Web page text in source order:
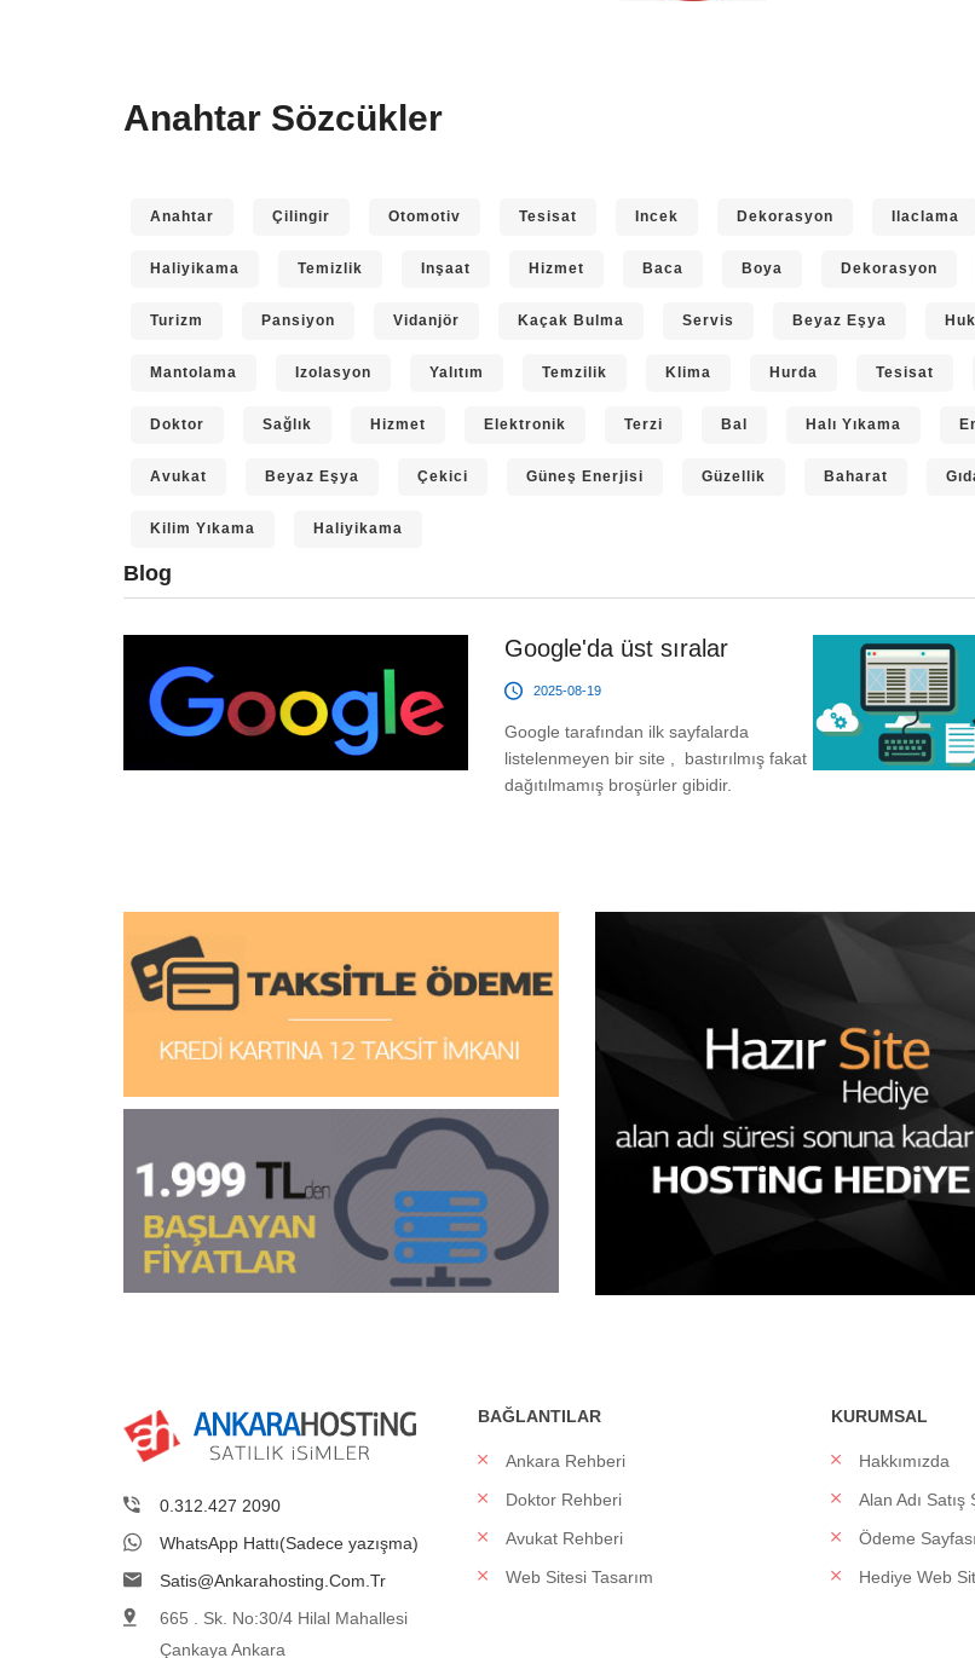
Anahtar Sözcükler
Anahtar Çilingir Otomotiv Tesisat Incek Dekorasyon Ilaclama
Haliyikama Temizlik Inşaat Hizmet Baca Boya Dekorasyon
Turizm Pansiyon Vidanjör Kaçak Bulma Servis Beyaz Eşya
Mantolama Izolasyon Yalıtım Temzilik Klima Hurda Tesisat
Doktor Sağlık Hizmet Elektronik Terzi Bal Halı Yıkama
Avukat Beyaz Eşya Çekici Güneş Enerjisi Güzellik Baharat
Kilim Yıkama Haliyikama
Blog
Google'da üst sıralar
2025-08-19
Google tarafından ilk sayfalarda
listelenmeyen bir site , bastırılmış fakat
dağıtılmamış broşürler gibidir.
0.312.427 2090
WhatsApp Hattı(Sadece yazışma)
Satis@ankarahosting.com.tr
665 . Sk. No:30/4 Hilal Mahallesi
Çankaya Ankara
BAĞLANTILAR
Ankara Rehberi
Doktor Rehberi
Avukat Rehberi
Web Sitesi Tasarım
KURUMSAL
Hakkımızda
Alan Adı Satış
Ödeme Sayfası
Hediye Web